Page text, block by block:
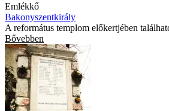
Emlékkő
Bakonyszentkirály
A református templom előkertjében
Bővebben